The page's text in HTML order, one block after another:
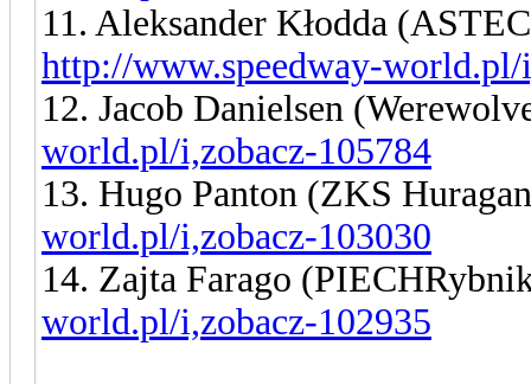
11. Aleksander Kłodda
http://www.speedway-world.pl/
12. Jacob Danielsen
world.pl/i,zobacz-105784
13. Hugo Panton (ZKS
world.pl/i,zobacz-103030
14. Zajta Farago
world.pl/i,zobacz-102935